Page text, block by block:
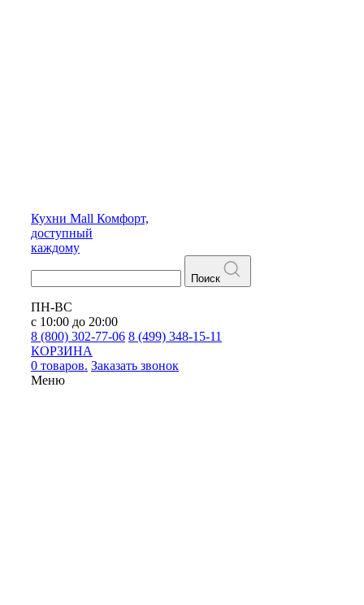
Кухни Mall Комфорт,
доступный
каждому
Поиск
ПН-ВС
с 10:00 до 20:00
8 (800) 302-77-06 8 (499) 348-15-11
КОРЗИНА
0 товаров. Заказать звонок
Меню